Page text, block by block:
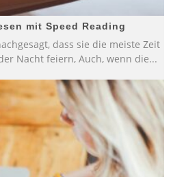
mit Speed Reading
dass sie die meiste Zeit
Nacht feiern, Auch, wenn die...